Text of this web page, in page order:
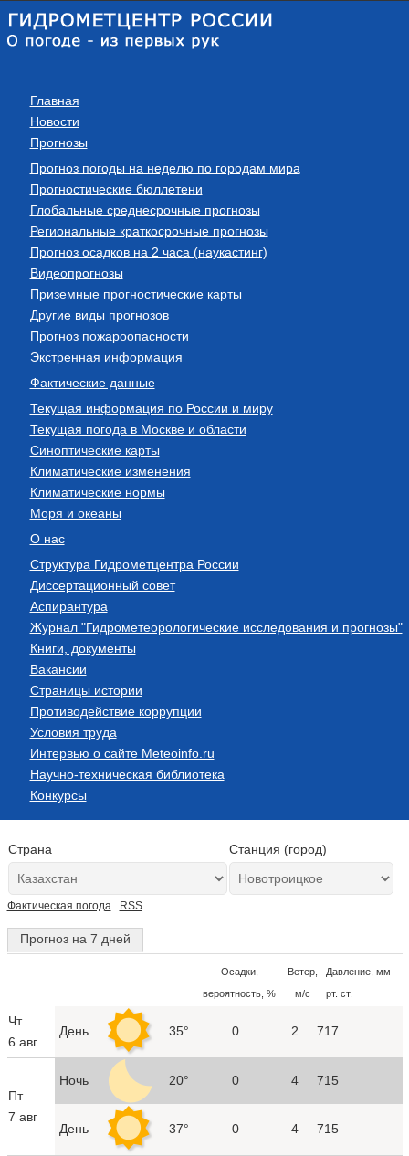
Главная
Новости
Прогнозы
Прогноз погоды на неделю по городам мира
Прогностические бюллетени
Глобальные среднесрочные прогнозы
Региональные краткосрочные прогнозы
Прогноз осадков на 2 часа (наукастинг)
Видеопрогнозы
Приземные прогностические карты
Другие виды прогнозов
Прогноз пожароопасности
Экстренная информация
Фактические данные
Текущая информация по России и миру
Текущая погода в Москве и области
Синоптические карты
Климатические изменения
Климатические нормы
Моря и океаны
О нас
Структура Гидрометцентра России
Диссертационный совет
Аспирантура
Журнал "Гидрометеорологические исследования и прогнозы"
Книги, документы
Вакансии
Страницы истории
Противодействие коррупции
Условия труда
Интервью о сайте Meteoinfo.ru
Научно-техническая библиотека
Конкурсы
Страна Станция (город)
Фактическая погода RSS
Прогноз на 7 дней
Осадки,
вероятность, %
Ветер,
м/с
Давление, мм
рт. ст.
Чт
6 авг
День 35° 0 2 717
Пт
7 авг
Ночь 20° 0 4 715
День 37° 0 4 715